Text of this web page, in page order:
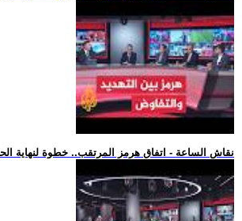
.. نقاش الساعة - اتفاق هرمز المرتقب.. خطوة لنهاية